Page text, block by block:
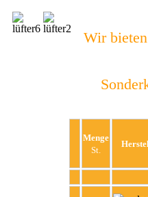
Wir
Menge
St.